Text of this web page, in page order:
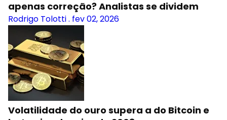
apenas correção? Analistas se dividem
Rodrigo Tolotti. fev 02, 2026
Volatilidade do ouro supera a do Bitcoin e